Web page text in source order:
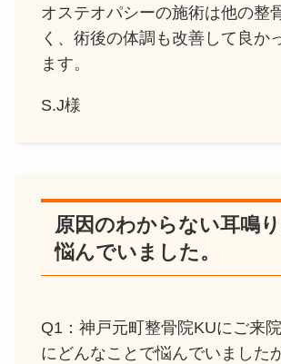
オステオパシーの施術は他の整
く、術後の体調も改善して良か
ます。
S.J様
原因のわからない耳鳴
悩んでいました。
Q1：神戸元町整骨院KUにご来
にどんなことで悩んでいました